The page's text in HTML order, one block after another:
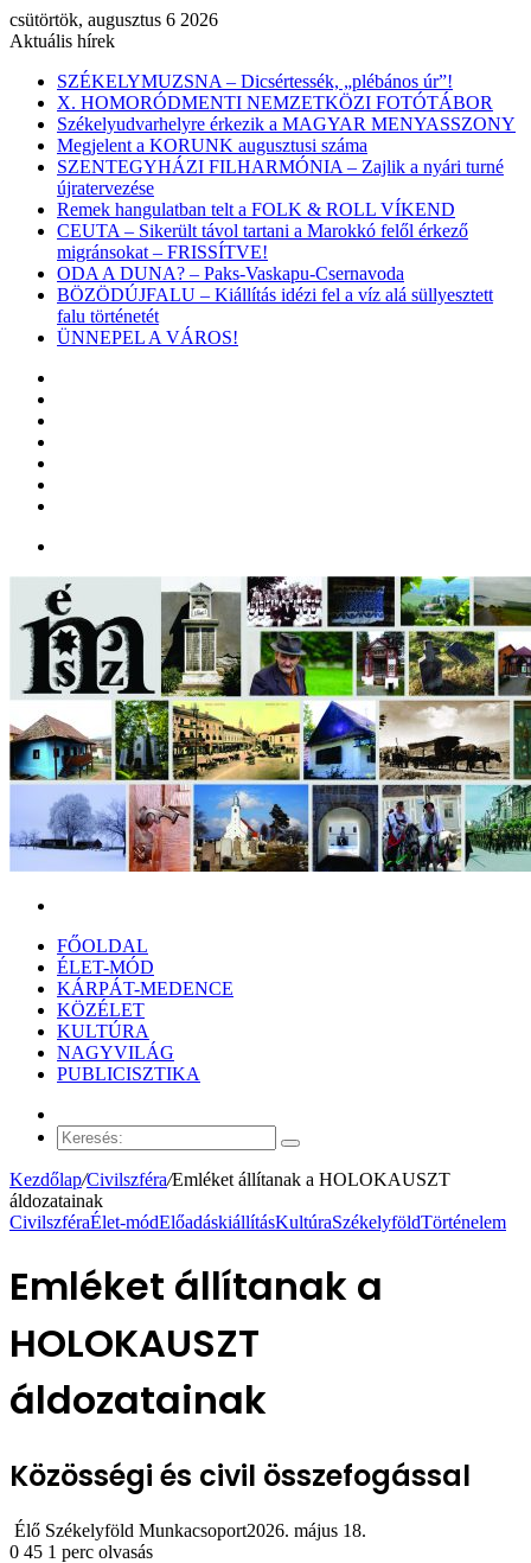
csütörtök, augusztus 6 2026
Aktuális hírek
SZÉKELYMUZSNA – Dicsértessék, „plébános úr”!
X. HOMORÓDMENTI NEMZETKÖZI FOTÓTÁBOR
Székelyudvarhelyre érkezik a MAGYAR MENYASSZONY
Megjelent a KORUNK augusztusi száma
SZENTEGYHÁZI FILHARMÓNIA – Zajlik a nyári turné
újratervezése
Remek hangulatban telt a FOLK & ROLL VÍKEND
CEUTA – Sikerült távol tartani a Marokkó felől érkező
migránsokat – FRISSÍTVE!
ODA A DUNA? – Paks-Vaskapu-Csernavoda
BÖZÖDÚJFALU – Kiállítás idézi fel a víz alá süllyesztett
falu történetét
ÜNNEPEL A VÁROS!
FŐOLDAL
ÉLET-MÓD
KÁRPÁT-MEDENCE
KÖZÉLET
KULTÚRA
NAGYVILÁG
PUBLICISZTIKA
cikk
Keresés:
Kezdőlap/Civilszféra/Emléket állítanak a HOLOKAUSZT
áldozatainak
CivilszféraÉlet-módElőadáskiállításKultúraSzékelyföldTörténelem
Emléket állítanak a
HOLOKAUSZT
áldozatainak
Közösségi és civil összefogással
Élő Székelyföld Munkacsoport2026. május 18.
0 45 1 perc olvasás